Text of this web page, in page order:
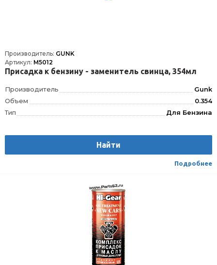
Производитель: GUNK
Артикул: M5012
Присадка к бензину - заменитель свинца, 354мл
Производитель
Gunk
Объем
0.354
Тип
Для Бензина
Найти
Подробнее